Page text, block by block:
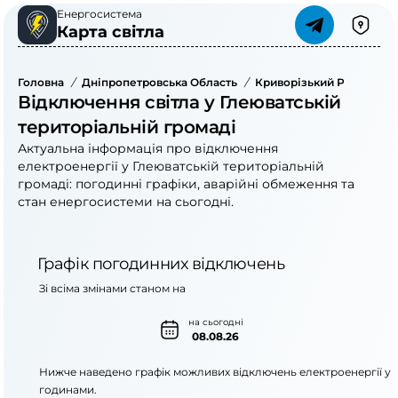
Енергосистема
Карта світла
Головна / Дніпропетровська Область / Криворізький Район
Відключення світла у Глеюватській
територіальній громаді
Актуальна інформація про відключення
електроенергії у Глеюватській територіальній
громаді: погодинні графіки, аварійні обмеження та
стан енергосистеми на сьогодні.
Графік погодинних відключень
на сьогодні
08.08.26
Зі всіма змінами станом на
Нижче наведено графік можливих відключень електроенергії у
годинами.